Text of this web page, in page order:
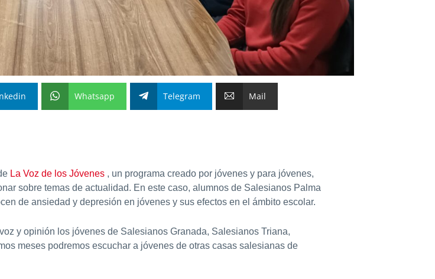
Whatsapp Telegram Mail
La Voz de los Jóvenes , un programa creado por jóvenes y para jóvenes,
sobre temas de actualidad. En este caso, alumnos de Salesianos Palma
de ansiedad y depresión en jóvenes y sus efectos en el ámbito escolar.
y opinión los jóvenes de Salesianos Granada, Salesianos Triana,
meses podremos escuchar a jóvenes de otras casas salesianas de